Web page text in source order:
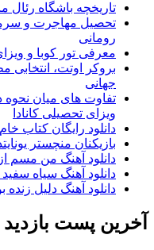
تاریخچه باشگاه رئال
تحصیل مهاجرت و
رومانی
معرفی تور کوبا و
بروکر اوتت، انتخابی
جهانی
تفاوت های میان نحوه
ویزای تحصیلی کانادا
دانلود رایگان کتاب
بازیکنان منچستر
دانلود آهنگ من مسم از
دانلود آهنگ سیاه
دانلود آهنگ دلیل زنده
آخرین پست